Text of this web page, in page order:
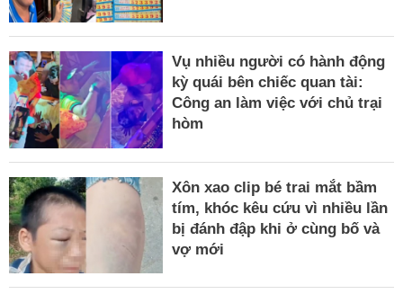
Vụ nhiều người có hành động
kỳ quái bên chiếc quan tài:
Công an làm việc với chủ trại
hòm
Xôn xao clip bé trai mắt bầm
tím, khóc kêu cứu vì nhiều lần
bị đánh đập khi ở cùng bố và
vợ mới